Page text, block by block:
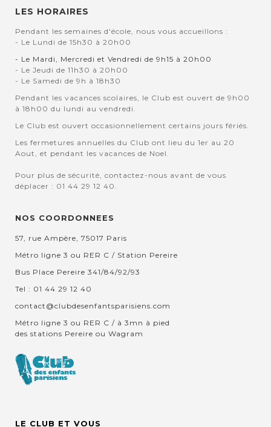
LES HORAIRES
Pendant les semaines d'école, nous vous accueillons :
- Le Lundi de 15h30 à 20h00
- Le Mardi, Mercredi et Vendredi de 9h15 à 20h00
- Le Jeudi de 11h30 à 20h00
- Le Samedi de 9h à 18h30
Pendant les vacances scolaires, le Club est ouvert de 9h00
à 18h00 du lundi au vendredi.
Le Club est ouvert occasionnellement certains jours fériés.
Les fermetures annuelles du Club ont lieu du 1er au 20
Aout, et pendant les vacances de Noel.
Pour plus de sécurité, contactez-nous avant de vous
déplacer : 01 44 29 12 40.
NOS COORDONNEES
57, rue Ampère, 75017 Paris
Métro ligne 3 ou RER C / Station Pereire
Bus Place Pereire 341/84/92/93
Tel : 01 44 29 12 40
contact@clubdesenfantsparisiens.com
Métro ligne 3 ou RER C / à 3mn à pied
des stations Pereire ou Wagram
LE CLUB ET VOUS